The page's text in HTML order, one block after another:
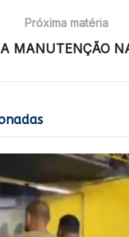
Próxima matéria
MANUTENÇÃO